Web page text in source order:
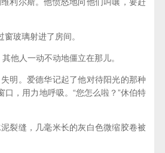
玻璃射进了房间。
他人一动不动地僵立在那儿。
明。爱德华记起了他对待阳光的那种
，用力地呼吸。“您怎么啦？”休伯特
裂缝，几毫米长的灰白色微缩胶卷被